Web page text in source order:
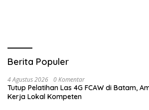
Berita Populer
4 Agustus 2026 0 Komentar
Tutup Pelatihan Las 4G FCAW di Batam,
Kerja Lokal Kompeten